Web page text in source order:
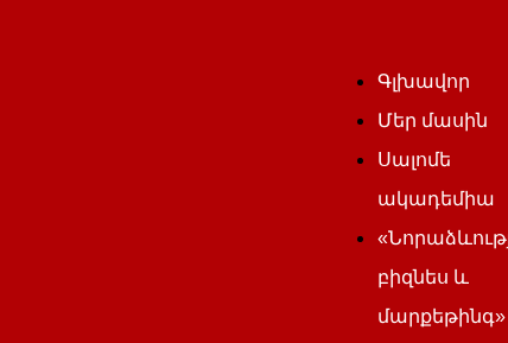
Գլխավոր
Մեր մասին
Սալոմե
ակադեմիա
բիզնես և
մարքեթինգ»